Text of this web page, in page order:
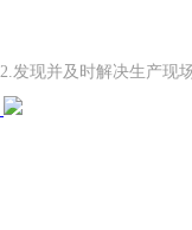
发现并及时解决生产现